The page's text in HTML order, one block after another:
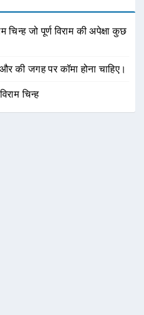
चिन्ह जो पूर्ण विराम की अपेक्षा कुछ
की जगह पर कॉमा होना चाहिए।
चिन्ह